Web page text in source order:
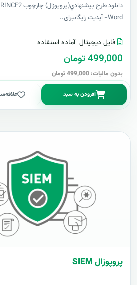
Word+ آپدیت رایگانبرای..
فایل دیجیتال آماده استفاده
499,000 تومان
بدون مالیات: 499,000 تومان
افزودن به سبد
پروپوزال SIEM